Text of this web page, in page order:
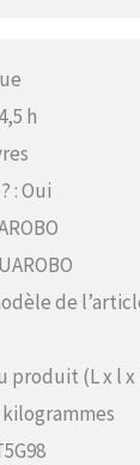
h
: Oui
de
produit (L x l x
kilogrammes